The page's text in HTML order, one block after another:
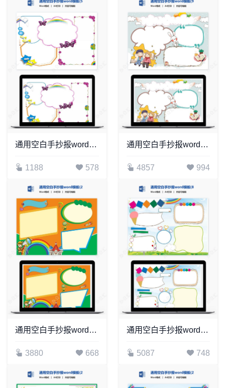
通用空白手抄报word模板(5)
1188 578
通用空白手抄报word模板(9)
4857 994
通用空白手抄报word模板(25)
3880 668
通用空白手抄报word模板(8)
5087 748